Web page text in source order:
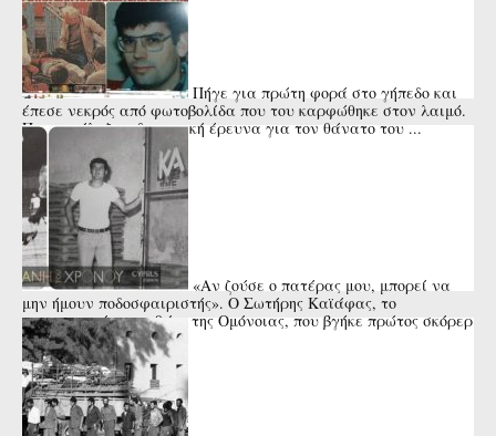
Πήγε για πρώτη φορά στο γήπεδο και
έπεσε νεκρός από φωτοβολίδα που του καρφώθηκε στον λαιμό.
Που κατέληξε η δικαστική έρευνα για τον θάνατο του ...
«Αν ζούσε ο πατέρας μου, μπορεί να
μην ήμουν ποδοσφαιριστής». Ο Σωτήρης Καϊάφας, το
αναντικατάστατο 9άρι της Ομόνοιας, που βγήκε πρώτος σκόρερ
της Ευρώπης και ...